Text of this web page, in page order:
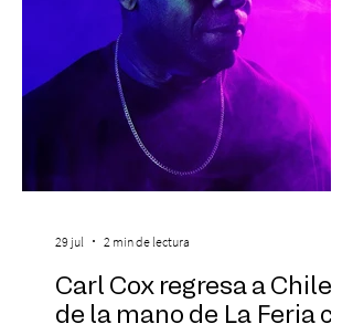
Corrida por la Vida, e
Carl Cox regresa a Chile
de la mano de La Feria con
29 jul 2 min de lectura